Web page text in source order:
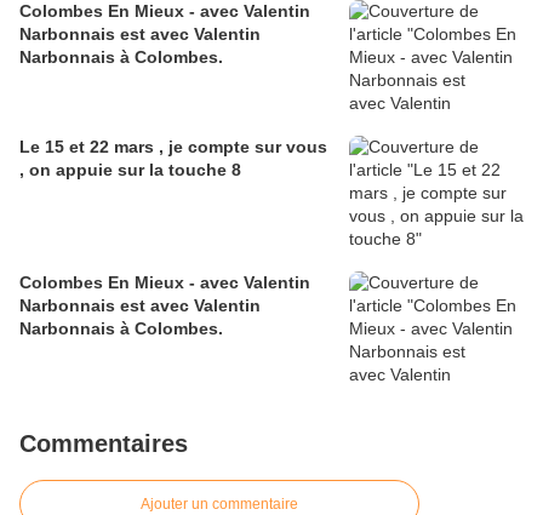
Colombes En Mieux - avec Valentin
Narbonnais est avec Valentin
Narbonnais à Colombes.
Le 15 et 22 mars , je compte sur vous
, on appuie sur la touche 8
Colombes En Mieux - avec Valentin
Narbonnais est avec Valentin
Narbonnais à Colombes.
Commentaires
Ajouter un commentaire